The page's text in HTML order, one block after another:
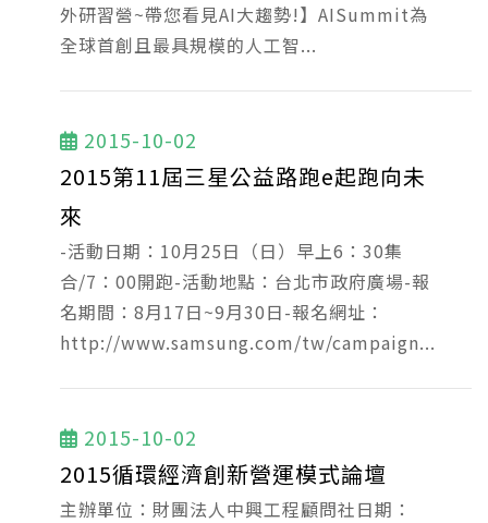
外研習營~帶您看見AI大趨勢!】AISummit為
全球首創且最具規模的人工智...
2015-10-02
2015第11屆三星公益路跑e起跑向未
來
-活動日期：10月25日（日）早上6：30集
合/7：00開跑-活動地點：台北市政府廣場-報
名期間：8月17日~9月30日-報名網址：
http://www.samsung.com/tw/campaign...
2015-10-02
2015循環經濟創新營運模式論壇
主辦單位：財團法人中興工程顧問社日期：